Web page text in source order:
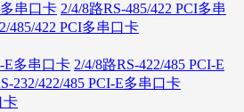
串口卡 2/4/8路RS-485/422 PCI多串
485/422 PCI多串口卡
E多串口卡 2/4/8路RS-422/485 PCI-E
232/422/485 PCI-E多串口卡
卡